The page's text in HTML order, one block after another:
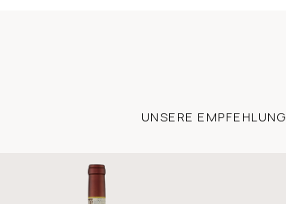
UNSERE EMPFEHLUNG